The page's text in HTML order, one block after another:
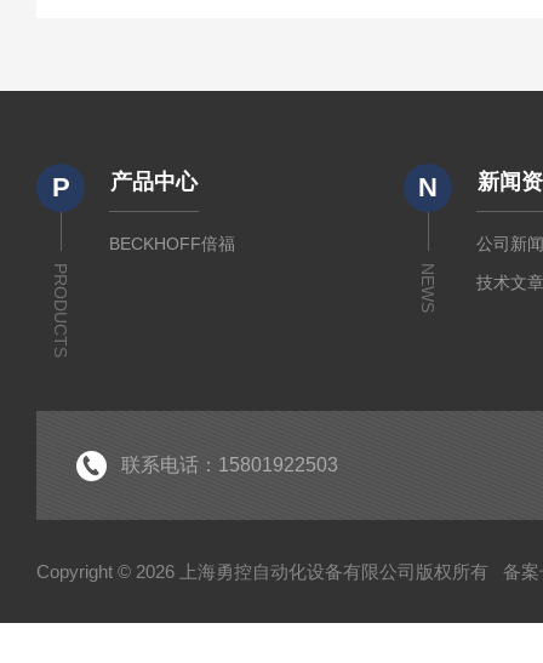
P
PRODUCTS
产品中心
BECKHOFF倍福
N
NEWS
新闻
公司新
技术文
联系电话：15801922503
Copyright © 2026 上海勇控自动化设备有限公司版权所有 备案